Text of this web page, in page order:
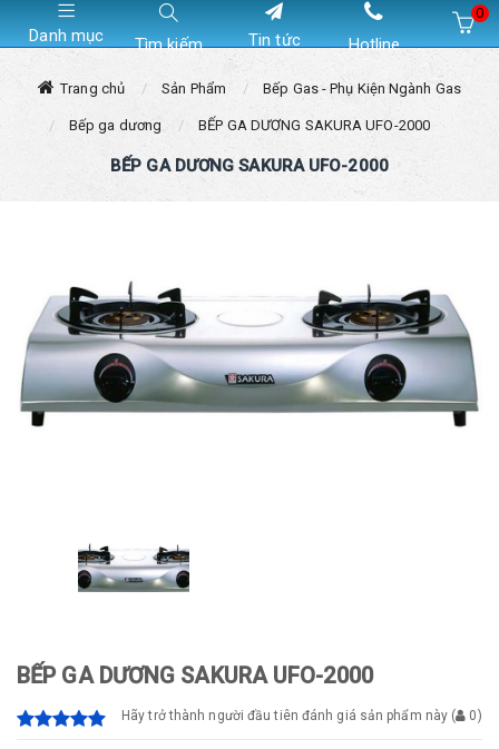
Danh mục Tìm kiếm Tin tức Hotline
0
Trang chủ Sản Phẩm Bếp Gas - Phụ Kiện Ngành Gas
Bếp ga dương BẾP GA DƯƠNG SAKURA UFO-2000
BẾP GA DƯƠNG SAKURA UFO-2000
BẾP GA DƯƠNG SAKURA UFO-2000
Hãy trở thành người đầu tiên đánh giá sản phẩm này ( 0)